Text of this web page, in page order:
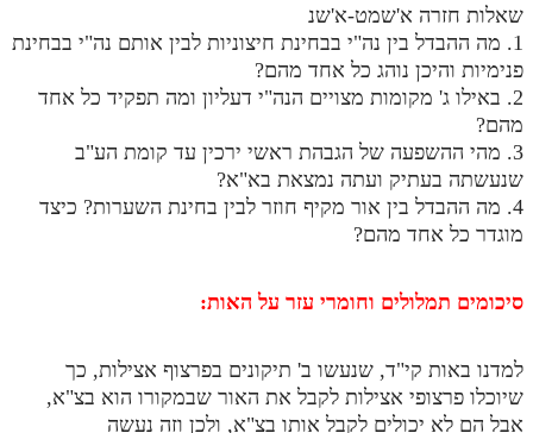
תע"ס חלק ב' עיון
תע"ס חלק ג' עיון
תלמוד עשר הספירות חלק ד
תלמוד עשר הספירות חלק ה
תלמוד עשר הספירות חלק ו
תלמוד עשר הספירות חלק ז
תלמוד עשר הספירות חלק י
תלמוד עשר הספירות חלק יא
שאלות חזרה א'שמט-א'שנ
1. מה ההבדל בין נה"י בבחינת חיצוניות לבין אותם נה"י בבחינת
פנימיות והיכן נוהג כל אחד מהם?
2. באילו ג' מקומות מצויים הנה"י דעליון ומה תפקיד כל אחד
מהם?
3. מהי ההשפעה של הגבהת ראשי ירכין עד קומת הע"ב
שנעשתה בעתיק ועתה נמצאת בא"א?
4. מה ההבדל בין אור מקיף חוזר לבין בחינת השערות? כיצד
מוגדר כל אחד מהם?
סיכומים תמלולים וחומרי עזר על האות:
למדנו באות קי"ד, שנעשו ב' תיקונים בפרצוף אצילות, כך
שיוכלו פרצופי אצילות לקבל את האור שבמקורו הוא בצ"א,
אבל הם לא יכולים לקבל אותו בצ"א, ולכן וזה נעשה